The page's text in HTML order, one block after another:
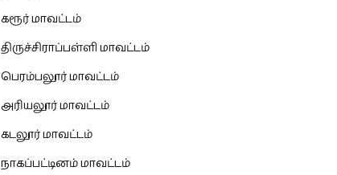
கரூர் மாவட்டம்
திருச்சிராப்பள்ளி மாவட்டம்
பெரம்பலூர் மாவட்டம்
அரியலூர் மாவட்டம்
கடலூர் மாவட்டம்
நாகப்பட்டினம் மாவட்டம்